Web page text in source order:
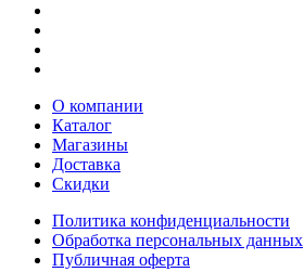
О компании
Каталог
Магазины
Доставка
Скидки
Политика конфиденциальности
Обработка персональных данных
Публичная оферта